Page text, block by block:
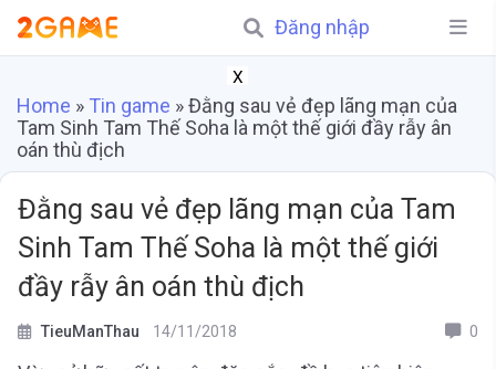
Đăng nhập
X
Home » Tin game »Đằng sau vẻ đẹp lãng mạn của
Tam Sinh Tam Thế Soha là một thế giới đầy rẫy ân
oán thù địch
Đằng sau vẻ đẹp lãng mạn của Tam
Sinh Tam Thế Soha là một thế giới
đầy rẫy ân oán thù địch
TieuManThau 14/11/2018 0